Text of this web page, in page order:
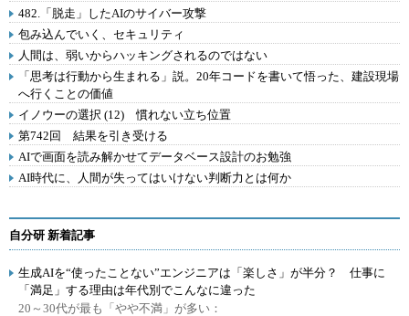
482.「脱走」したAIのサイバー攻撃
包み込んでいく、セキュリティ
人間は、弱いからハッキングされるのではない
「思考は行動から生まれる」説。20年コードを書いて悟った、建設現場
へ行くことの価値
イノウーの選択 (12) 慣れない立ち位置
第742回 結果を引き受ける
AIで画面を読み解かせてデータベース設計のお勉強
AI時代に、人間が失ってはいけない判断力とは何か
自分研 新着記事
生成AIを“使ったことない”エンジニアは「楽しさ」が半分？ 仕事に
「満足」する理由は年代別でこんなに違った
20～30代が最も「やや不満」が多い：